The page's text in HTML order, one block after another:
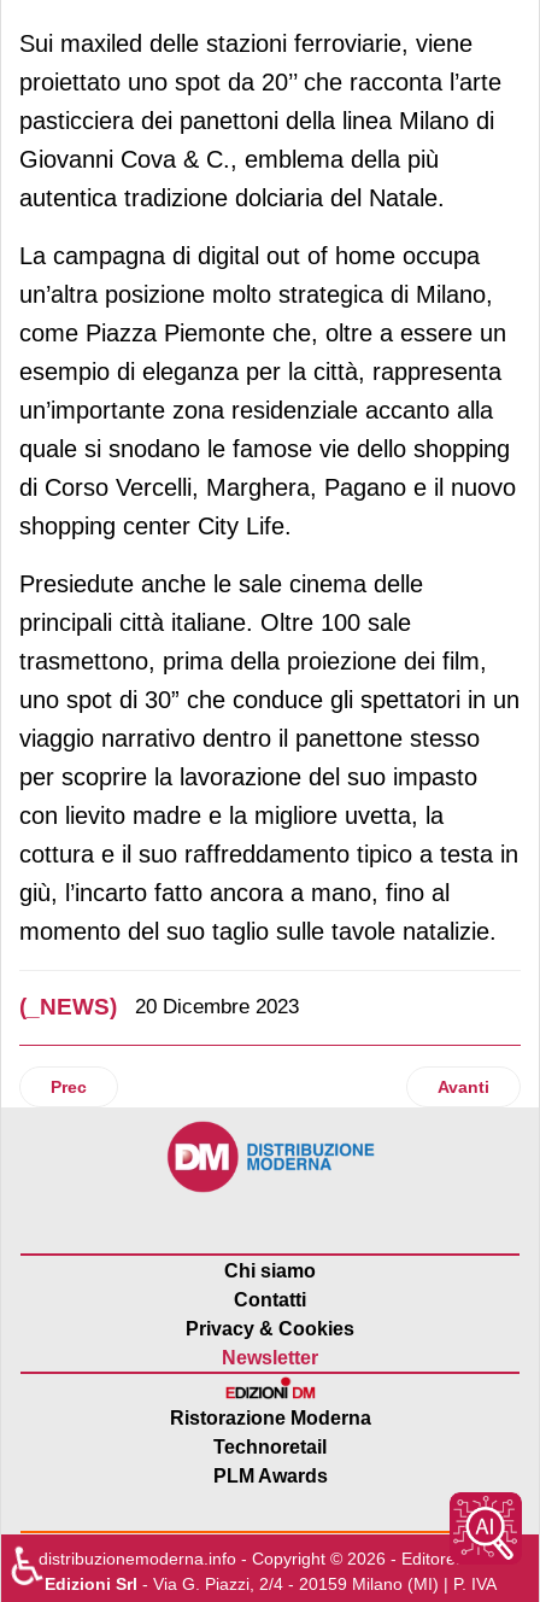
Sui maxiled delle stazioni ferroviarie, viene
proiettato uno spot da 20’’ che racconta l’arte
pasticciera dei panettoni della linea Milano di
Giovanni Cova & C., emblema della più
autentica tradizione dolciaria del Natale.
La campagna di digital out of home occupa
un’altra posizione molto strategica di Milano,
come Piazza Piemonte che, oltre a essere un
esempio di eleganza per la città, rappresenta
un’importante zona residenziale accanto alla
quale si snodano le famose vie dello shopping
di Corso Vercelli, Marghera, Pagano e il nuovo
shopping center City Life.
Presiedute anche le sale cinema delle
principali città italiane. Oltre 100 sale
trasmettono, prima della proiezione dei film,
uno spot di 30” che conduce gli spettatori in un
viaggio narrativo dentro il panettone stesso
per scoprire la lavorazione del suo impasto
con lievito madre e la migliore uvetta, la
cottura e il suo raffreddamento tipico a testa in
giù, l’incarto fatto ancora a mano, fino al
momento del suo taglio sulle tavole natalizie.
(_NEWS) 20 Dicembre 2023
Articolo precedente: Polli sigla un accordo con Shopfully
Prec Articolo
Avanti
Chi siamo
Contatti
Privacy & Cookies
Newsletter
Ristorazione Moderna
Technoretail
PLM Awards
distribuzionemoderna.info - Copyright © 2026 - Editore:Edra
Edizioni Srl - Via G. Piazzi, 2/4 - 20159 Milano (MI) | P. IVA